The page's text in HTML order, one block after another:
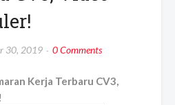
30, 2019 0 Comments
Kerja Terbaru CV3,